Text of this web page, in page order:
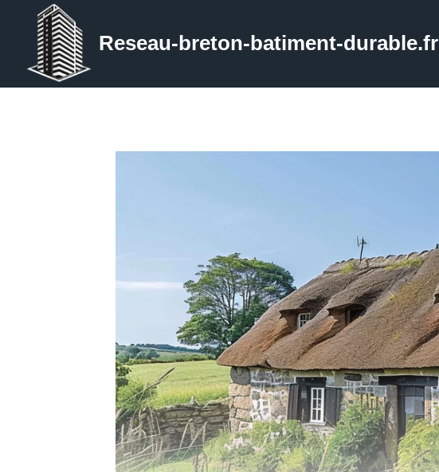
contenu
Reseau-breton-batiment-durable.fr